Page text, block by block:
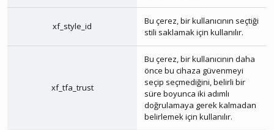
xf_style_id
Bu çerez, bir kullanıcının seçtiği
stili saklamak için kullanılır.
xf_tfa_trust
Bu çerez, bir kullanıcının daha
önce bu cihaza güvenmeyi
seçip seçmediğini, belirli bir
süre boyunca iki adımlı
doğrulamaya gerek kalmadan
belirlemek için kullanılır.